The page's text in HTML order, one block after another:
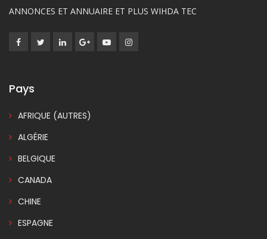
ANNONCES ET ANNUAIRE ET PLUS WIHDA TEC
Pays
AFRIQUE (AUTRES)
ALGÉRIE
BELGIQUE
CANADA
CHINE
ESPAGNE